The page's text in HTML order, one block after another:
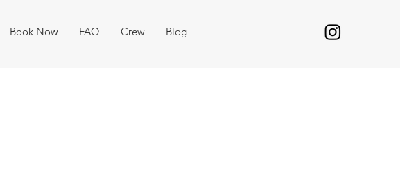
Book Now FAQ Crew Blog